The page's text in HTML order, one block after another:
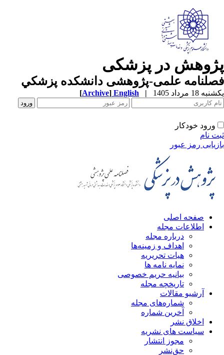
در پزشکی
علمی-پژوهشی دانشکده پزشکي
18 مرداد 1405 |
English
[Archive]
ورود خودکار
نام
رمز عبور
صفحه اصلی
اطلاعات مجله
درباره مجله
اهداف و زمینه‌ها
هیات تحریریه
نمایه نامه ها
بیانیه حریم خصوصی
تاریخچه مجله
آرشیو مقالات
شماره‌های مجله
آخرین شماره
اخلاق نشر
سیاست های نشریه
مجوز انتشار
حق‌نشر